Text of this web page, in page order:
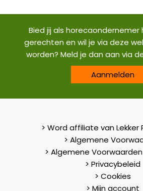
Bied jij als horecaondernemer
gerechten en wil je via deze
worden? Meld je dan aan via
Aanmelden
> Word affiliate van Lekker
> Algemene
> Algemene
> Privacybeleid
> Cookies
> Mijn account